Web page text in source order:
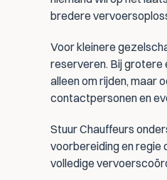
bredere
Voor kleinere
reserveren. Bij grotere
alleen om rijden, maar
contactpersonen en
Stuur Chauffeurs
voorbereiding en regie
volledige